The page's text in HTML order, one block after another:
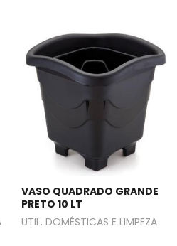
VASO QUADRADO GRANDE
PRETO 10 LT
UTIL. DOMÉSTICAS E LIMPEZA